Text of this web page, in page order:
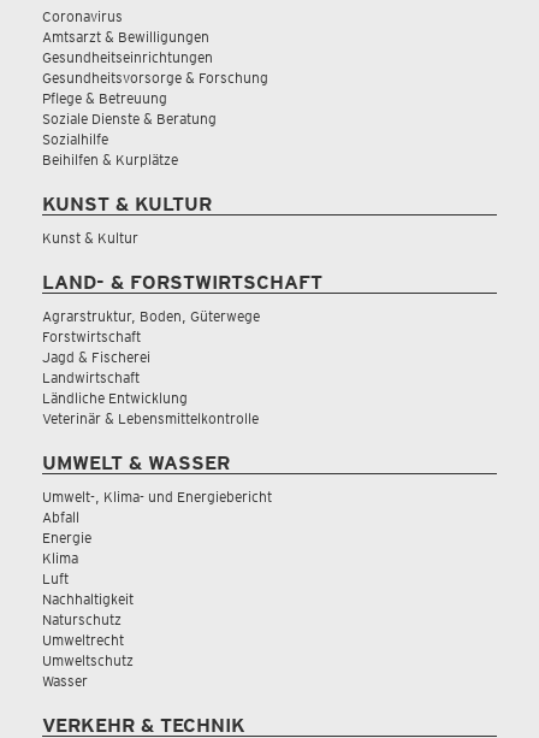
Coronavirus
Amtsarzt & Bewilligungen
Gesundheitseinrichtungen
Gesundheitsvorsorge & Forschung
Pflege & Betreuung
Soziale Dienste & Beratung
Sozialhilfe
Beihilfen & Kurplätze
KUNST & KULTUR
Kunst & Kultur
LAND- & FORSTWIRTSCHAFT
Agrarstruktur, Boden, Güterwege
Forstwirtschaft
Jagd & Fischerei
Landwirtschaft
Ländliche Entwicklung
Veterinär & Lebensmittelkontrolle
UMWELT & WASSER
Umwelt-, Klima- und Energiebericht
Abfall
Energie
Klima
Luft
Nachhaltigkeit
Naturschutz
Umweltrecht
Umweltschutz
Wasser
VERKEHR & TECHNIK